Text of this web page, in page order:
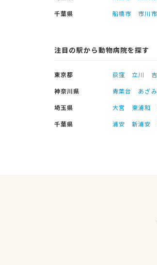
千葉県
船橋市 市川市
注目の駅から動物病院を探す
東京都 荻窪 立川
神奈川県
青葉台 あざ
埼玉県
大宮 東浦和
千葉県
浦安 新浦安